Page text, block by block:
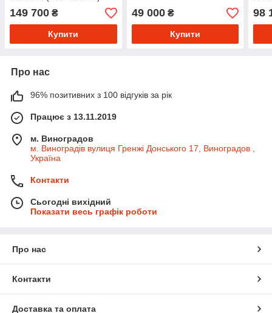
149 700 ₴
Купити
49 000₴
Купити
98
Про нас
96% позитивних з 100 відгуків за рік
Працює з 13.11.2019
м. Виноградов
м. Виноградів вулиця Гренжі Донського 17, Виноградов ,
Україна
Контакти
Сьогодні вихідний
Показати весь графік роботи
Про нас
Контакти
Доставка та оплата